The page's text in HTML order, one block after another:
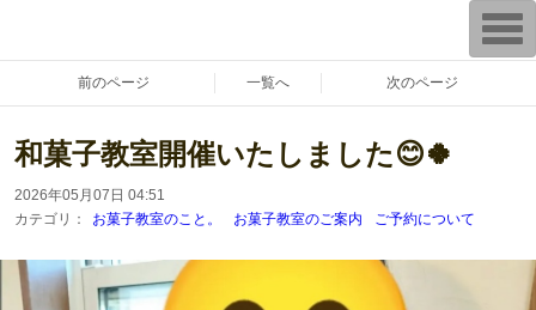
ツ協会
前のページ 一覧へ 次のページ
和菓子教室開催いたしました😊🍀
2026年05月07日 04:51
カテゴリ：
お菓子教室のこと。 お菓子教室のご案内 ご予約について
T
o
g
e